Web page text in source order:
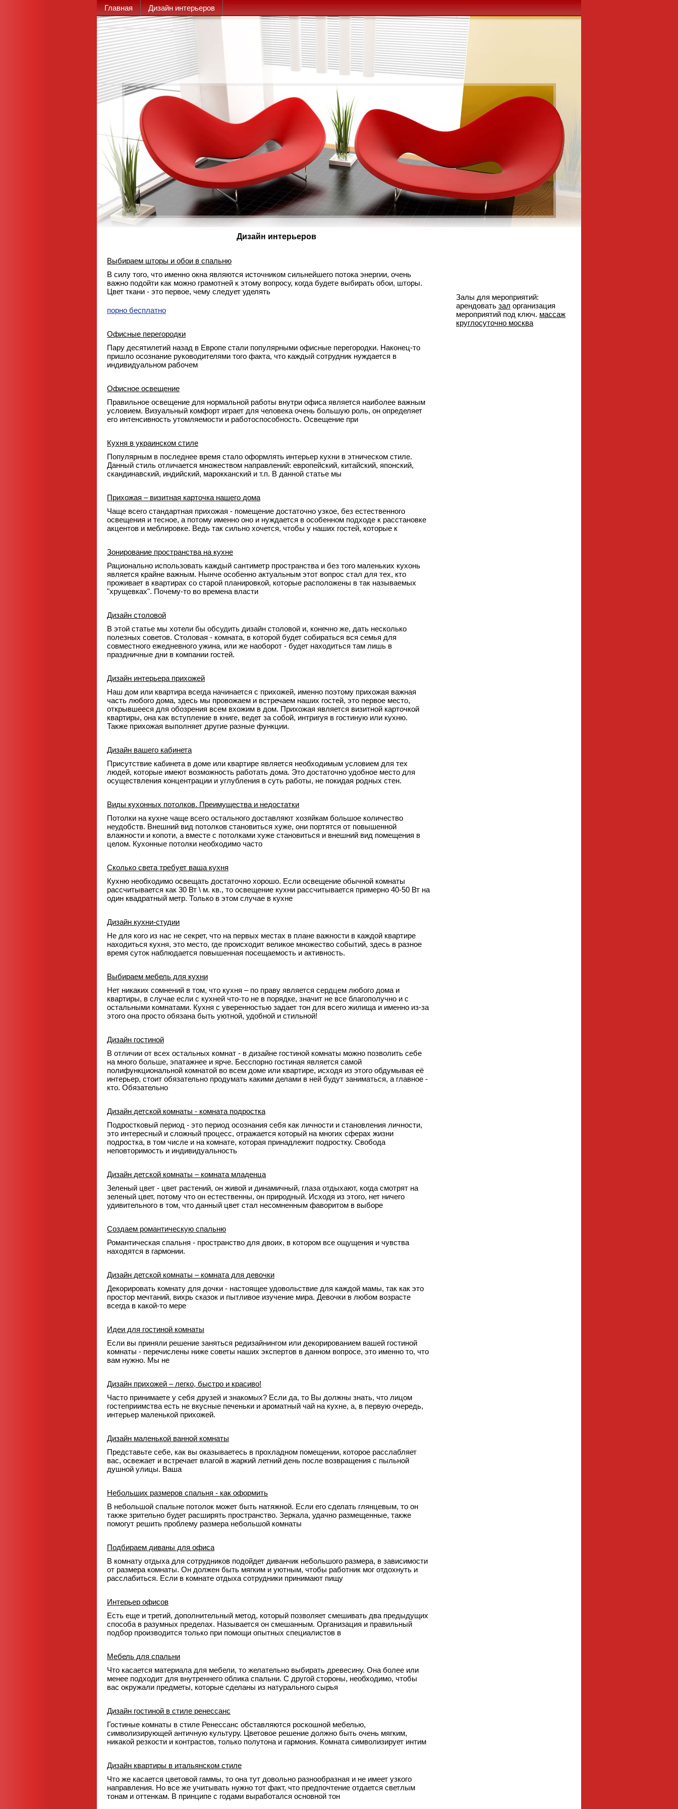
Главная Дизайн интерьеров
Дизайн интерьеров
Выбираем шторы и обои в спальню
В силу того, что именно окна являются источником сильнейшего потока энергии, очень
важно подойти как можно грамотней к этому вопросу, когда будете выбирать обои, шторы.
Цвет ткани - это первое, чему следует уделять
порно бесплатно
Офисные перегородки
Пару десятилетий назад в Европе стали популярными офисные перегородки. Наконец-то
пришло осознание руководителями того факта, что каждый сотрудник нуждается в
индивидуальном рабочем
Офисное освещение
Правильное освещение для нормальной работы внутри офиса является наиболее важным
условием. Визуальный комфорт играет для человека очень большую роль, он определяет
его интенсивность утомляемости и работоспособность. Освещение при
Кухня в украинском стиле
Популярным в последнее время стало оформлять интерьер кухни в этническом стиле.
Данный стиль отличается множеством направлений: европейский, китайский, японский,
скандинавский, индийский, марокканский и т.п. В данной статье мы
Прихожая – визитная карточка нашего дома
Чаще всего стандартная прихожая - помещение достаточно узкое, без естественного
освещения и тесное, а потому именно оно и нуждается в особенном подходе к расстановке
акцентов и меблировке. Ведь так сильно хочется, чтобы у наших гостей, которые к
Зонирование пространства на кухне
Рационально использовать каждый сантиметр пространства и без того маленьких кухонь
является крайне важным. Нынче особенно актуальным этот вопрос стал для тех, кто
проживает в квартирах со старой планировкой, которые расположены в так называемых
"хрущевках". Почему-то во времена власти
Дизайн столовой
В этой статье мы хотели бы обсудить дизайн столовой и, конечно же, дать несколько
полезных советов. Столовая - комната, в которой будет собираться вся семья для
совместного ежедневного ужина, или же наоборот - будет находиться там лишь в
праздничные дни в компании гостей.
Дизайн интерьера прихожей
Наш дом или квартира всегда начинается с прихожей, именно поэтому прихожая важная
часть любого дома, здесь мы провожаем и встречаем наших гостей, это первое место,
открывшееся для обозрения всем вхожим в дом. Прихожая является визитной карточкой
квартиры, она как вступление в книге, ведет за собой, интригуя в гостиную или кухню.
Также прихожая выполняет другие разные функции.
Дизайн вашего кабинета
Присутствие кабинета в доме или квартире является необходимым условием для тех
людей, которые имеют возможность работать дома. Это достаточно удобное место для
осуществления концентрации и углубления в суть работы, не покидая родных стен.
Виды кухонных потолков. Преимущества и недостатки
Потолки на кухне чаще всего остального доставляют хозяйкам большое количество
неудобств. Внешний вид потолков становиться хуже, они портятся от повышенной
влажности и копоти, а вместе с потолками хуже становиться и внешний вид помещения в
целом. Кухонные потолки необходимо часто
Сколько света требует ваша кухня
Кухню необходимо освещать достаточно хорошо. Если освещение обычной комнаты
рассчитывается как 30 Вт \ м. кв., то освещение кухни рассчитывается примерно 40-50 Вт на
один квадратный метр. Только в этом случае в кухне
Дизайн кухни-студии
Не для кого из нас не секрет, что на первых местах в плане важности в каждой квартире
находиться кухня, это место, где происходит великое множество событий, здесь в разное
время суток наблюдается повышенная посещаемость и активность.
Выбираем мебель для кухни
Нет никаких сомнений в том, что кухня – по праву является сердцем любого дома и
квартиры, в случае если с кухней что-то не в порядке, значит не все благополучно и с
остальными комнатами. Кухня с уверенностью задает тон для всего жилища и именно из-за
этого она просто обязана быть уютной, удобной и стильной!
Дизайн гостиной
В отличии от всех остальных комнат - в дизайне гостиной комнаты можно позволить себе
на много больше, эпатажнее и ярче. Бесспорно гостиная является самой
полифункциональной комнатой во всем доме или квартире, исходя из этого обдумывая её
интерьер, стоит обязательно продумать какими делами в ней будут заниматься, а главное -
кто. Обязательно
Дизайн детской комнаты - комната подростка
Подростковый период - это период осознания себя как личности и становления личности,
это интересный и сложный процесс, отражается который на многих сферах жизни
подростка, в том числе и на комнате, которая принадлежит подростку. Свобода
неповторимость и индивидуальность
Дизайн детской комнаты – комната младенца
Зеленый цвет - цвет растений, он живой и динамичный, глаза отдыхают, когда смотрят на
зеленый цвет, потому что он естественны, он природный. Исходя из этого, нет ничего
удивительного в том, что данный цвет стал несомненным фаворитом в выборе
Создаем романтическую спальню
Романтическая спальня - пространство для двоих, в котором все ощущения и чувства
находятся в гармонии.
Дизайн детской комнаты – комната для девочки
Декорировать комнату для дочки - настоящее удовольствие для каждой мамы, так как это
простор мечтаний, вихрь сказок и пытливое изучение мира. Девочки в любом возрасте
всегда в какой-то мере
Идеи для гостиной комнаты
Если вы приняли решение заняться редизайнингом или декорированием вашей гостиной
комнаты - перечислены ниже советы наших экспертов в данном вопросе, это именно то, что
вам нужно. Мы не
Дизайн прихожей – легко, быстро и красиво!
Часто принимаете у себя друзей и знакомых? Если да, то Вы должны знать, что лицом
гостеприимства есть не вкусные печеньки и ароматный чай на кухне, а, в первую очередь,
интерьер маленькой прихожей.
Дизайн маленькой ванной комнаты
Представьте себе, как вы оказываетесь в прохладном помещении, которое расслабляет
вас, освежает и встречает влагой в жаркий летний день после возвращения с пыльной
душной улицы. Ваша
Небольших размеров спальня - как оформить
В небольшой спальне потолок может быть натяжной. Если его сделать глянцевым, то он
также зрительно будет расширять пространство. Зеркала, удачно размещенные, также
помогут решить проблему размера небольшой комнаты
Подбираем диваны для офиса
В комнату отдыха для сотрудников подойдет диванчик небольшого размера, в зависимости
от размера комнаты. Он должен быть мягким и уютным, чтобы работник мог отдохнуть и
расслабиться. Если в комнате отдыха сотрудники принимают пищу
Интерьер офисов
Есть еще и третий, дополнительный метод, который позволяет смешивать два предыдущих
способа в разумных пределах. Называется он смешанным. Организация и правильный
подбор производится только при помощи опытных специалистов в
Мебель для спальни
Что касается материала для мебели, то желательно выбирать древесину. Она более или
менее подходит для внутреннего облика спальни. С другой стороны, необходимо, чтобы
вас окружали предметы, которые сделаны из натурального сырья
Дизайн гостиной в стиле ренессанс
Гостиные комнаты в стиле Ренессанс обставляются роскошной мебелью,
символизирующей античную культуру. Цветовое решение должно быть очень мягким,
никакой резкости и контрастов, только полутона и гармония. Комната символизирует интим
Дизайн квартиры в итальянском стиле
Что же касается цветовой гаммы, то она тут довольно разнообразная и не имеет узкого
направления. Но все же учитывать нужно тот факт, что предпочтение отдается светлым
тонам и оттенкам. В принципе с годами выработался основной тон
Залы для мероприятий:
арендовать зал организация
мероприятий под ключ. массаж
круглосуточно москва